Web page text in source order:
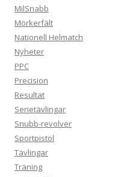
MilSnabb
Mörkerfält
Nationell Helmatch
Nyheter
PPC
Precision
Resultat
Serietävlingar
Snubb-revolver
Sportpistol
Tävlingar
Träning